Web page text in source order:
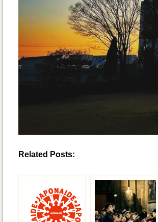
Related Posts: